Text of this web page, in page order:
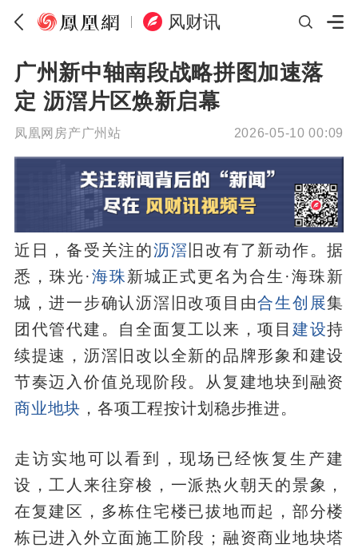
风财讯
广州新中轴南段战略拼图加速落
定 沥滘片区焕新启幕
凤凰网房产广州站 2026-05-10 00:09
近日，备受关注的沥滘 旧改有了新动作。据
悉，珠光·海珠新城正式更名为合生·海珠新
城，进一步确认沥滘旧改项目由合生创展集
团代管代建。自全面复工以来，项目 建设持
续提速，沥滘旧改以全新的品牌形象和建设
节奏迈入价值兑现阶段。从复建地块到融资
商业地块 ，各项工程按计划稳步推进。
走访实地可以看到，现场已经恢复生产建
设，工人来往穿梭，一派热火朝天的景象，
在复建区，多栋住宅楼已拔地而起，部分楼
栋已进入外立面施工阶段；融资商业地块塔